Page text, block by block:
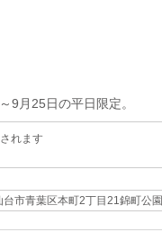
9月25日の平日限定。
れます
台市青葉区本町2丁目21錦町公園